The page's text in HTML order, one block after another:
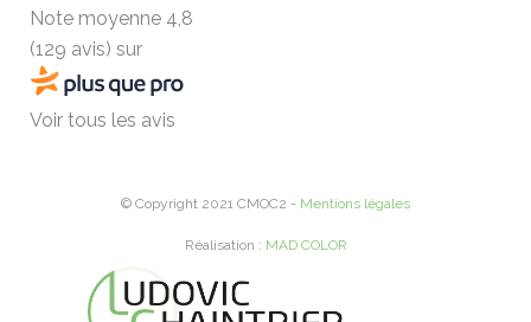
Note moyenne 4,8
(129 avis) sur
Voir tous les avis
© Copyright 2021 CMOC2 - Mentions légales
Réalisation : MAD COLOR